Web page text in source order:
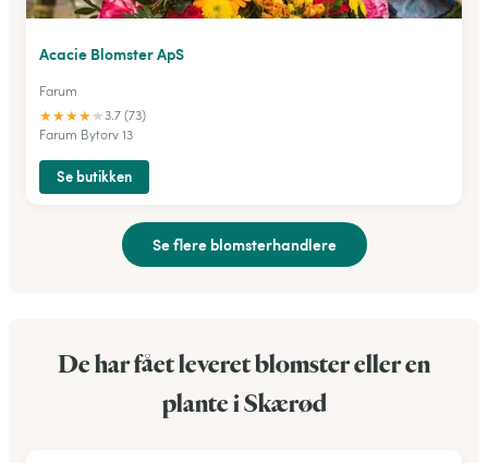
Acacie Blomster ApS
Farum
★★★★★3.7 (73)
Farum Bytorv 13
Se butikken
Se flere blomsterhandlere
De har fået leveret blomster eller en
plante i Skærød